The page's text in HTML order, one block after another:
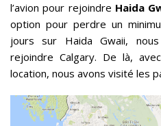
l’avion pour rejoindre Haida
option pour perdre un
jours sur Haida Gwaii,
rejoindre Calgary. De là,
location, nous avons visité les